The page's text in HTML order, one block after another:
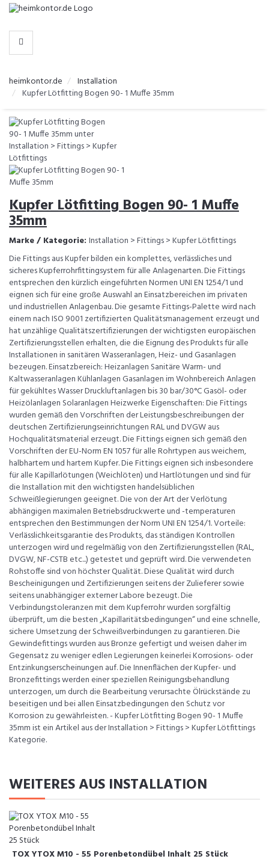
-
KATEGORIEN
heimkontor.de
Installation
Kupfer Lötfitting Bogen 90- 1 Muffe 35mm
Kupfer Lötfitting Bogen 90- 1 Muffe
35mm
Marke / Kategorie: Installation > Fittings > Kupfer Lötfittings
Die Fittings aus Kupfer bilden ein komplettes, verlässliches und
sicheres Kupferrohrfittingsystem für alle Anlagenarten. Die Fittings
entsprechen den kürzlich eingeführten Normen UNI EN 1254/1 und
eignen sich für eine große Auswahl an Einsatzbereichen im privaten
und industriellen Anlagenbau. Die gesamte Fittings-Palette wird nach
einem nach ISO 9001 zertifizierten Qualitätsmanagement erzeugt und
hat unzählige Qualitätszertifizierungen der wichtigsten europäischen
Zertifizierungsstellen erhalten, die die Eignung des Produkts für alle
Installationen in sanitären Wasseranlagen, Heiz- und Gasanlagen
bezeugen. Einsatzbereich: Heizanlagen Sanitäre Warm- und
Kaltwasseranlagen Kühlanlagen Gasanlagen im Wohnbereich Anlagen
für gekühltes Wasser Druckluftanlagen bis 30 bar/30°C Gasöl- oder
Heizölanlagen Solaranlagen Heizwerke Eigenschaften: Die Fittings
wurden gemäß den Vorschriften der Leistungsbeschreibungen der
deutschen Zertifizierungseinrichtungen RAL und DVGW aus
Hochqualitätsmaterial erzeugt. Die Fittings eignen sich gemäß den
Vorschriften der EU-Norm EN 1057 für alle Rohrtypen aus weichem,
halbhartem und hartem Kupfer. Die Fittings eignen sich insbesondere
für alle Kapillarlötungen (Weichlöten) und Hartlötungen und sind für
die Installation mit den wichtigsten handelsüblichen
Schweißlegierungen geeignet. Die von der Art der Verlötung
abhängigen maximalen Betriebsdruckwerte und -temperaturen
entsprechen den Bestimmungen der Norm UNI EN 1254/1. Vorteile:
Verlässlichkeitsgarantie des Produkts, das ständigen Kontrollen
unterzogen wird und regelmäßig von den Zertifizierungsstellen (RAL,
DVGW, NF-CSTB etc...) getestet und geprüft wird. Die verwendeten
Rohstoffe sind von höchster Qualität. Diese Qualität wird durch
Bescheinigungen und Zertifizierungen seitens der Zulieferer sowie
seitens unabhängiger externer Labore bezeugt. Die
Verbindungstoleranzen mit dem Kupferrohr wurden sorgfältig
überprüft, um die besten „Kapillaritätsbedingungen“ und eine schnelle,
sichere Umsetzung der Schweißverbindungen zu garantieren. Die
Gewindefittings wurden aus Bronze gefertigt und weisen daher im
Gegensatz zu weniger edlen Legierungen keinerlei Korrosions- oder
Entzinkungserscheinungen auf. Die Innenflächen der Kupfer- und
Bronzefittings werden einer speziellen Reinigungsbehandlung
unterzogen, um durch die Bearbeitung verursachte Ölrückstände zu
beseitigen und bei allen Einsatzbedingungen den Schutz vor
Korrosion zu gewährleisten. - Kupfer Lötfitting Bogen 90- 1 Muffe
35mm ist ein Artikel aus der Installation > Fittings > Kupfer Lötfittings
Kategorie.
WEITERES AUS INSTALLATION
TOX YTOX M10 - 55 Porenbetondübel Inhalt 25 Stück